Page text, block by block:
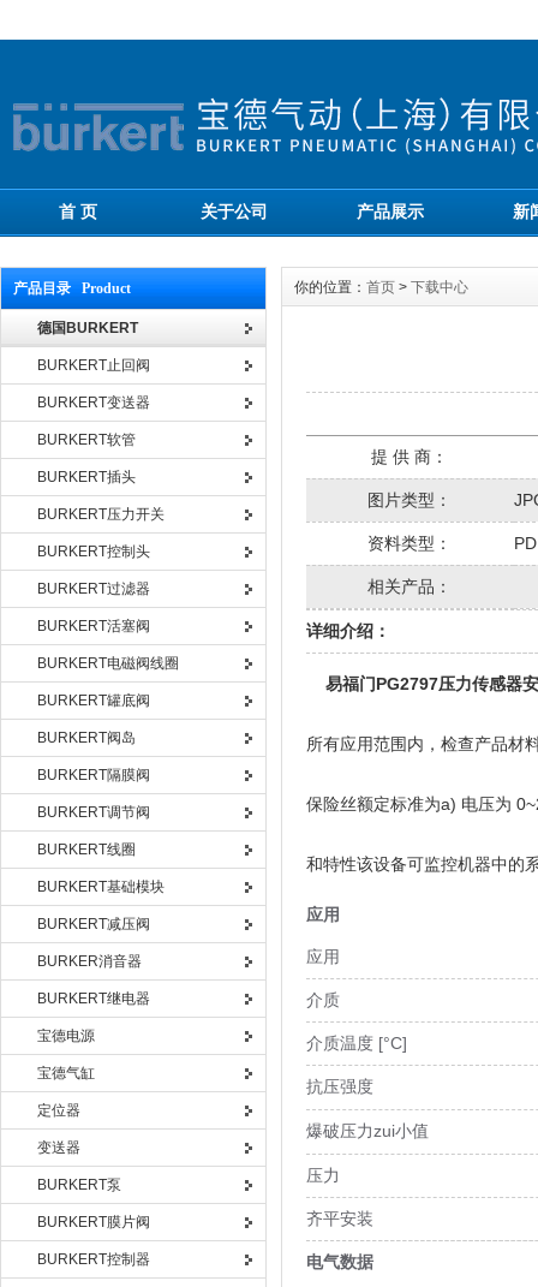
首 页 关于公司 产品展示 新
产品目录 Product
德国BURKERT
BURKERT止回阀
BURKERT变送器
BURKERT软管
BURKERT插头
BURKERT压力开关
BURKERT控制头
BURKERT过滤器
BURKERT活塞阀
BURKERT电磁阀线圈
BURKERT罐底阀
BURKERT阀岛
BURKERT隔膜阀
BURKERT调节阀
BURKERT线圈
BURKERT基础模块
BURKERT减压阀
BURKER消音器
BURKERT继电器
宝德电源
宝德气缸
定位器
变送器
BURKERT泵
BURKERT膜片阀
BURKERT控制器
你的位置： 首页 > 下载中心
提 供 商：
图片类型：
资料类型：
相关产品：
详细介绍：
易福门PG2797压力传感器
所有应用范围内，检查产品材
保险丝额定标准为a) 电压为
和特性该设备可监控机器中的
应用
应用
介质
介质温度 [°C]
抗压强度
爆破压力zui小值
压力
齐平安装
电气数据